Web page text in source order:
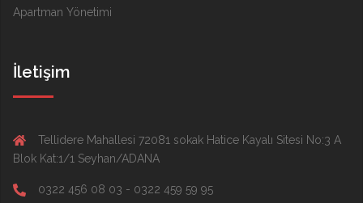
Apartman Yönetimi
İletişim
Tellidere Mahallesi 72081 sokak Hatice Kayalı Sitesi No:3 A
Blok Kat:1/1 Seyhan/ADANA
0322 456 08 03 - 0322 459 59 95